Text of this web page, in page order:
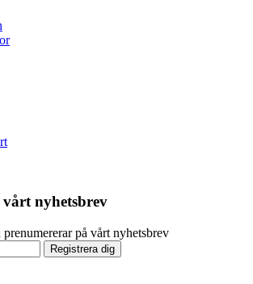
nyhetsbrev
på vårt nyhetsbrev
Registrera dig